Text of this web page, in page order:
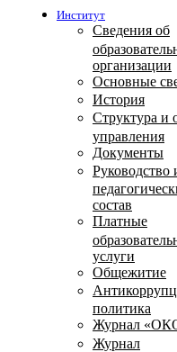
Институт
Сведения об
организации
Основные
История
Структура и
управления
Документы
Руководство
состав
Платные
услуги
Общежитие
политика
Журнал
Журнал